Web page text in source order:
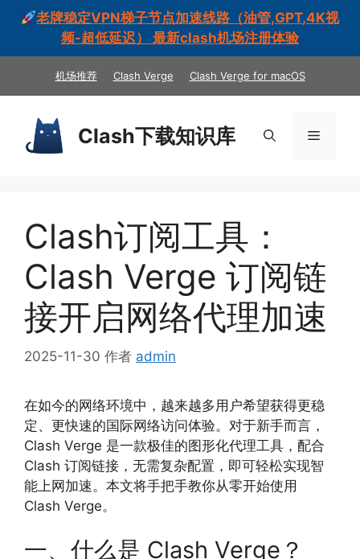
老牌稳定VPN梯子节点加速线路（油管,GPT,4K视
频-超低延迟） 最新clash机场注册体验
机场推荐 Clash Verge Clash Verge for macOS
Clash下载知识库 菜
Clash订阅工具：
Clash Verge 订阅链
接开启网络代理加速
2025-11-30 作者 admin
在如今的网络环境中，越来越多用户希望获得更稳
定、更快速的国际网络访问体验。对于新手而言，
Clash Verge 是一款极佳的图形化代理工具，配合
Clash 订阅链接 ，无需复杂配置，即可轻松实现智
能上网加速。本文将手把手教你从零开始使用
Clash Verge。
一、什么是 Clash Verge？